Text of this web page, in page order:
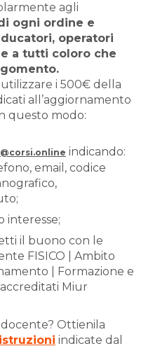
agli
ogni ordine e
operatori
e a tutti coloro che
i 500€ della
all’aggiornamento
questo modo:
indicando:
email, codice
interesse;
il buono con le
FISICO | Ambito
| Formazione e
Miur
Ottienila
indicate dal